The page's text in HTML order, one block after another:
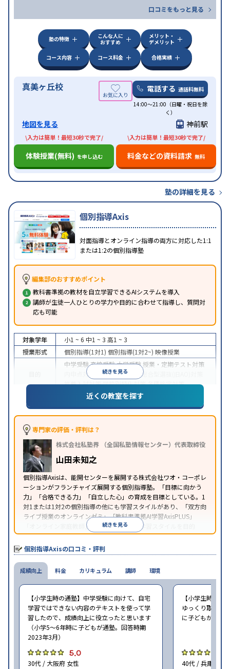
口コミをもっと見る
塾の特徴
こんな人に
おすすめ
メリット・
デメリット
コース内容
コース料金 合格実績
真美ヶ丘校 電話する 通話料無料
14:00〜21:00（日曜・祝日を除
く）
地図を見る 神前駅
\入力は簡単！最短30秒で完了/
体験授業(無料) を申し込む
\入力は簡単！最短30秒で完了/
料金などの資料請求 無料
塾の詳細を見る
個別指導Axis
対面指導とオンライン指導の両方に対応した1:1
または1:2の個別指導塾
編集部のおすすめポイント
教科書準拠の教材を自立学習できるAIシステムを導入
講師が生徒一人ひとりの学力や目的に合わせて指導し、質問対
応も可能
続きを見る
対象学年 小1 ~ 6 中1 ~ 3 高1 ~ 3
授業形式
個別指導(1対1) 個別指導(1対2~) 映像授業
中学受験高校受験大学受験 授業・定期テスト対策
内申点対策
学習習慣の定着
総合型選抜(旧AO)対策
推薦入試対策学校別特化対策各種検定対策
特徴
授業の振替可能学習にPC・タブレットを利用
ライン対応1科目から受講可能季節講習のみの受講
可
※2023年3月調査。小学校高学年の個別指導塾アンケート調査方法
近くの教室を探す
専門家の評価・評判は？
株式会社私塾界 （全国私塾情報センター）代表取締役
山田未知之
個別指導Axisは、能開センターを展開する株式会社ワオ・コーポレ
ーションがフランチャイズ展開する個別指導塾。「目標に向かう
力」「合格できる力」「自立した心」の育成を目標としている。1
対1または1対2の個別指導の他にも学習スタイルがあり、「双方向
ライブ授業のオンラインゼミ」「教科書準拠AI学習AxisPLUS」
「オンライン家庭教師」など、さまざまな学習スタイルを目的
別・科目別に選択することができる。
続きを見る
個別指導Axisの口コミ・評判
成績向上
【小学生時の通塾】中学受験に向けて、自宅
学習ではできない内容のテキストを使って学
習したので、成績向上に役立ったと思います
（小学5〜6年時に子どもが通塾。回答時期
2023年3月）
5.0
30代 / 大阪府 女性
【小学生時の通
ゆっくり取り組
に子どもが通塾
40代 / 兵庫県 女
料金 カリキュラム 講師 環境